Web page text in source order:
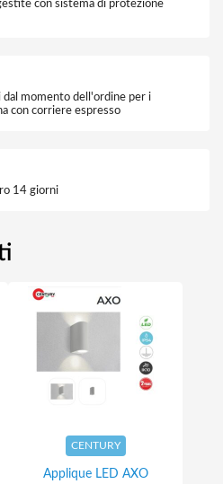
con sistema di protezione
momento dell'ordine per i
con corriere espresso
14 giorni
CENTURY
Applique LED AXO